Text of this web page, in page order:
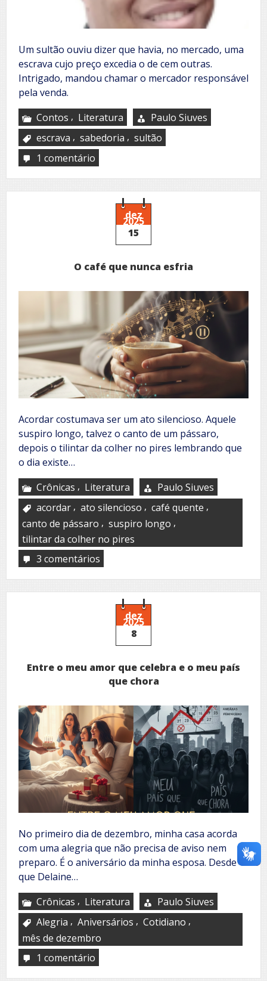
Um sultão ouviu dizer que havia, no mercado, uma
escrava cujo preço excedia o de cem outras.
Intrigado, mandou chamar o mercador responsável
pela venda.
Contos , Literatura
Paulo Siuves
escrava , sabedoria , sultão
1 comentário
preço
da
liberdade
dez
2025
15
O café que nunca esfria
Acordar costumava ser um ato silencioso. Aquele
suspiro longo, talvez o canto de um pássaro,
depois o tilintar da colher no pires lembrando que
o dia existe…
Crônicas , Literatura
Paulo Siuves
acordar , ato silencioso , café quente ,
canto de pássaro , suspiro longo ,
tilintar da colher no pires
3 comentários
café
que
nunca
esfriadez
2025
8
Entre o meu amor que celebra e o meu país
que chora
No primeiro dia de dezembro, minha casa acorda
com uma alegria que não precisa de aviso nem
preparo. É o aniversário da minha esposa. Desde
que Delaine…
Crônicas , Literatura
Paulo Siuves
Alegria , Aniversários , Cotidiano ,
mês de dezembro
1 comentário